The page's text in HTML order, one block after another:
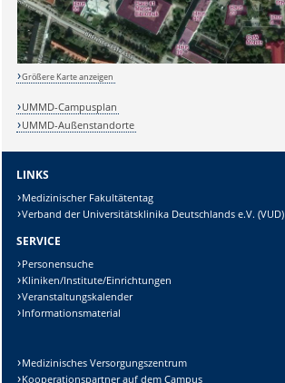
Sicherheitsabfrage:
Lösung:
Größere Karte anzeigen
UMMD-Campusplan
UMMD-Außenstandorte
LINKS
Medizinischer Fakultätentag
Verband der Universitätsklinika Deutschlands e.V. (VUD)
SERVICE
Personensuche
Kliniken/Institute/Einrichtungen
Veranstaltungskalender
Informationsmaterial
Medizinisches Versorgungszentrum
Kooperationspartner auf dem Campus